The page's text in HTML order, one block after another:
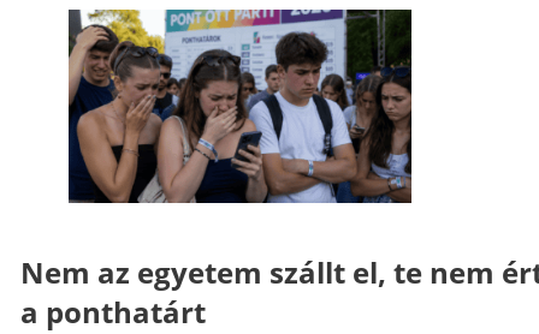
Nem az egyetem szállt el, te nem
a ponthatárt